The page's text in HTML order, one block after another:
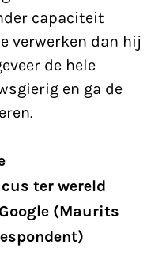
capaciteit
verwerken dan hij
de hele
en ga de
ter wereld
(Maurits